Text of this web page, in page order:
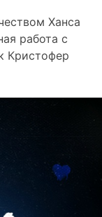
Ханса
работа с
Кристофер